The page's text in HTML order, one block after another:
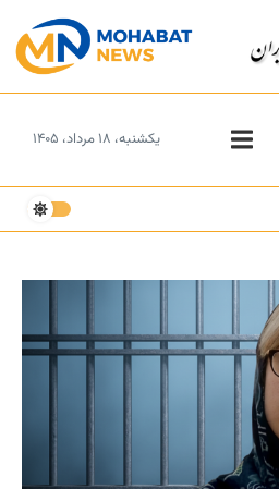
یکشنبه، ۱۸ مرداد، ۱۴۰۵